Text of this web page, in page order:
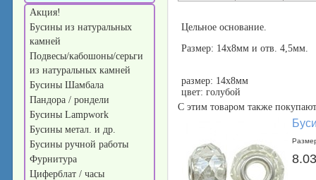
Акция!
Бусины из натуральных
камней
Подвесы/кабошоны/серьги
из натуральных камней
Бусины Шамбала
Пандора / рондели
Бусины Lampwork
Бусины метал. и др.
Бусины ручной работы
Фурнитура
Циферблат / часы
Цельное основание.
Размер: 14x8мм и отв. 4,5мм.
размер: 14х8мм
цвет: голубой
С этим товаром также